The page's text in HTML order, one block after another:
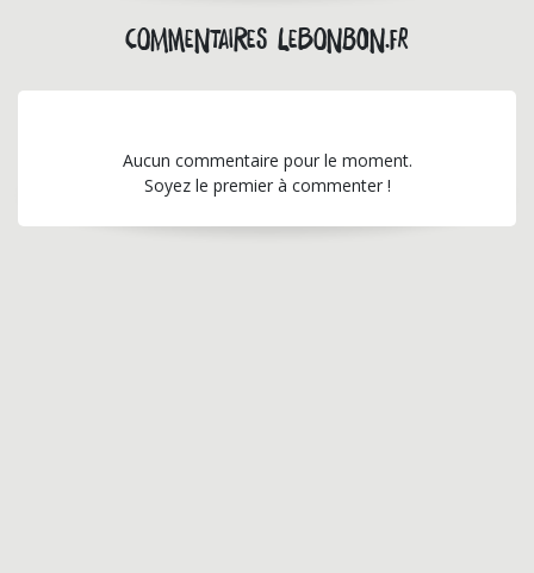
Commentaires lebonbon.fr
Aucun commentaire pour le moment.
Soyez le premier à commenter !